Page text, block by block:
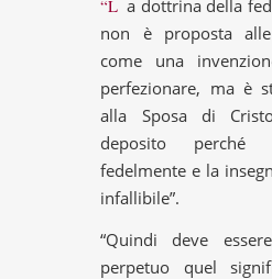
“La dottrina della fede che Dio rivelò
non è proposta
come una
perfezionare, ma è
alla Sposa di
deposito perché
fedelmente e la
infallibile”.
“Quindi deve
perpetuo quel